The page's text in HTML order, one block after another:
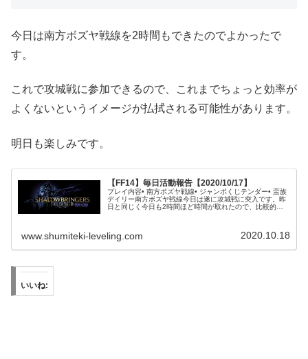
今日は南方ボズヤ戦線を2時間もできたのでよかったで
す。
これで攻城戦に参加できるので、これまでちょっと効率が
よくないというイメージが払拭される可能性があります。
明日も楽しみです。
【FF14】毎日活動報告【2020/10/17】
プレイ内容• 南方ボズヤ戦線• ジャンボくじテンダー• 蛮族
デイリー南方ボズヤ戦線今日は遂に攻城戦に突入です。昨
日と同じく今日も2時間ほど時間が取れたので、比較的長
www.shumiteki-leveling.com 2020.10.18
いいね: